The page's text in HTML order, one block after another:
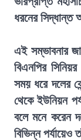
ধরনের
এই সম্ভাবনার
বিএনপির
সময় ধরে দলের
থেকে ইউনিয়ন
বলে মনে করেন
বিভিন্ন পর্যায়েও